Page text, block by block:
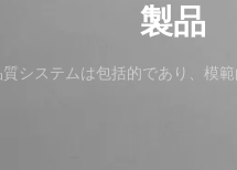
製品
システムは包括的であり、模範